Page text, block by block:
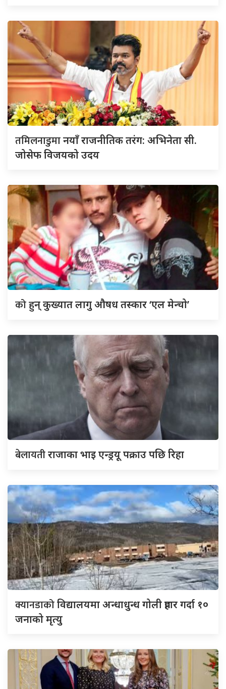
तमिलनाडुमानयाँ राजनीतिक तरंग: अभिनेता सी.
जोसेफ विजयको उदय
कोहुन् कुख्यात लागु औषध तस्कार ‘एल मेन्चो’
बेलायतीराजाका भाइ एन्ड्रयू पक्राउ पछि रिहा
क्यानडाकोविद्यालयमा अन्धाधुन्ध गोली प्रहार गर्दा १०
जनाको मृत्यु